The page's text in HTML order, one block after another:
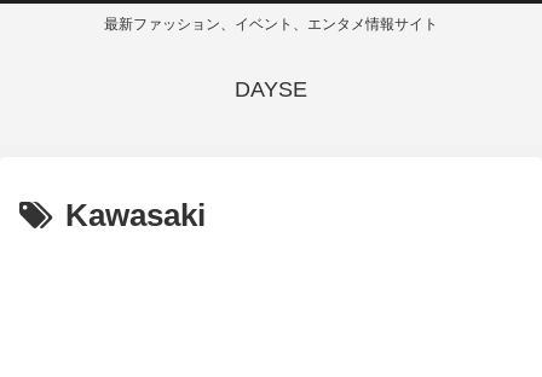
最新ファッション、イベント、エンタメ情報サイト
DAYSE
Kawasaki